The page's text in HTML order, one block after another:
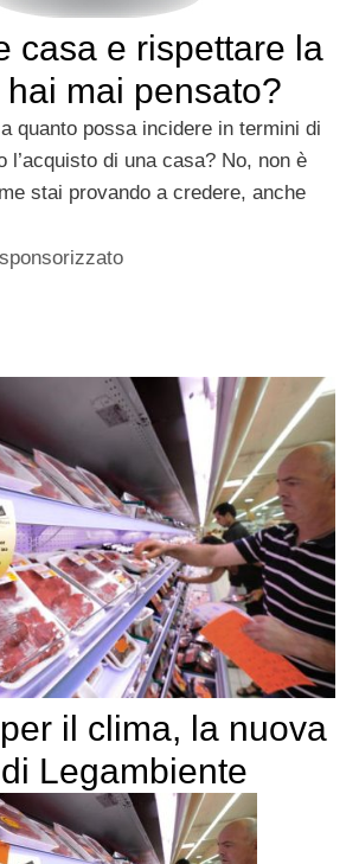
casa e rispettare la
mai pensato?
quanto possa incidere in termini di
l’acquisto di una casa? No, non è
stai provando a credere, anche
il clima, la nuova
Legambiente